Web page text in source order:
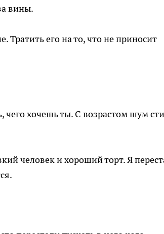
вины.
Тратить его на то, что не приносит
чего хочешь ты. С возрастом шум
человек и хороший торт. Я